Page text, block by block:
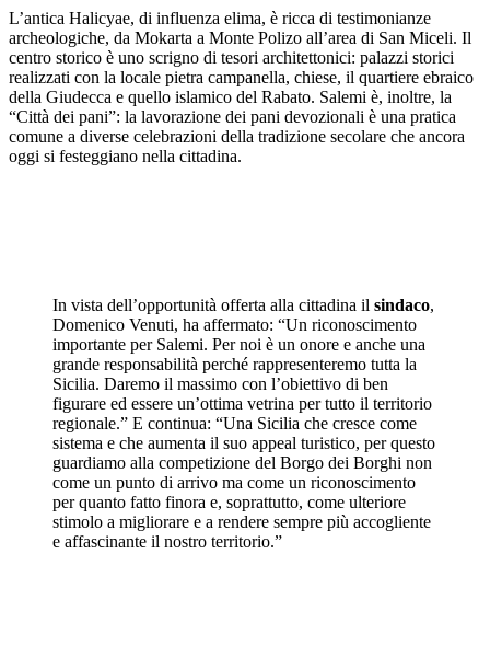
L’antica Halicyae, di influenza elima, è ricca di testimonianze
archeologiche, da Mokarta a Monte Polizo all’area di San Miceli. Il
centro storico è uno scrigno di tesori architettonici: palazzi storici
realizzati con la locale pietra campanella, chiese, il quartiere ebraico
della Giudecca e quello islamico del Rabato. Salemi è, inoltre, la
“Città dei pani”: la lavorazione dei pani devozionali è una pratica
comune a diverse celebrazioni della tradizione secolare che ancora
oggi si festeggiano nella cittadina.
In vista dell’opportunità offerta alla cittadina il sindaco,
Domenico Venuti, ha affermato: “Un riconoscimento
importante per Salemi. Per noi è un onore e anche una
grande responsabilità perché rappresenteremo tutta la
Sicilia. Daremo il massimo con l’obiettivo di ben
figurare ed essere un’ottima vetrina per tutto il territorio
regionale.” E continua: “Una Sicilia che cresce come
sistema e che aumenta il suo appeal turistico, per questo
guardiamo alla competizione del Borgo dei Borghi non
come un punto di arrivo ma come un riconoscimento
per quanto fatto finora e, soprattutto, come ulteriore
stimolo a migliorare e a rendere sempre più accogliente
e affascinante il nostro territorio.”